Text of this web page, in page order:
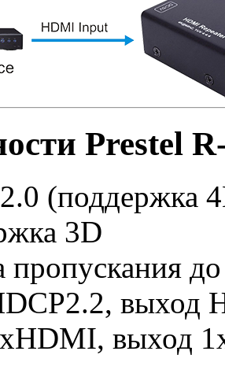
Prestel
(поддержка
3D
пропускания
выход
выход